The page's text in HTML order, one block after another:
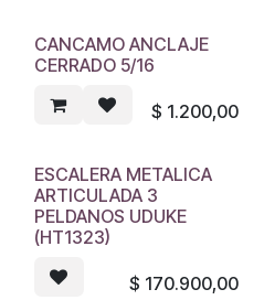
CANCAMO ANCLAJE
CERRADO 5/16
$ 1.200,00
ESCALERA METALICA
ARTICULADA 3
PELDANOS UDUKE
(HT1323)
$ 170.900,00